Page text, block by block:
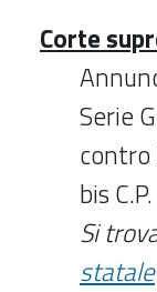
Corte
Serie
bis
Si
statale